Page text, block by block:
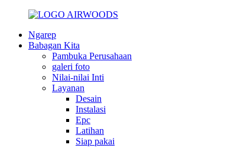
Ngarep
Babagan Kita
Pambuka Perusahaan
galeri foto
Nilai-nilai Inti
Layanan
Desain
Instalasi
Epc
Latihan
Siap pakai